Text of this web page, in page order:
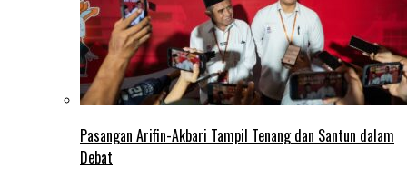
Pasangan Arifin-Akbari Tampil Tenang dan Santun dalam
Debat